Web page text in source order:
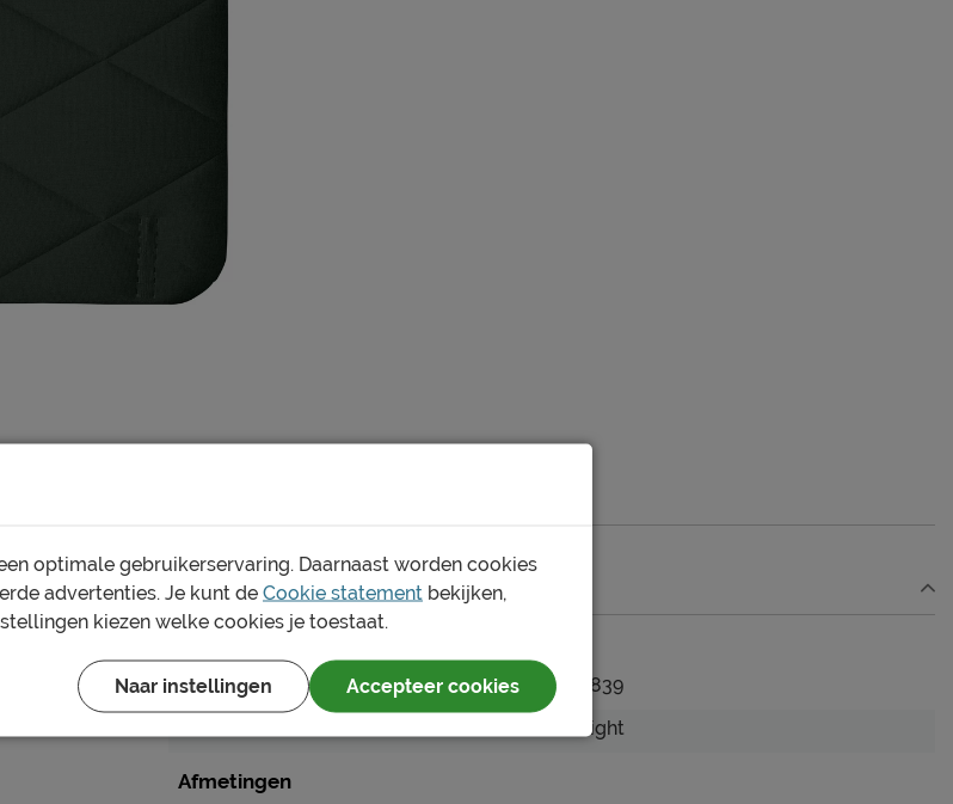
Specificaties
Artikelnummer
1173839
B Bright
Afmetingen
optimale gebruikerservaring. Daarnaast worden cookies
advertenties. Je kunt de Cookie statement bekijken,
kiezen welke cookies je toestaat.
Naar instellingen Accepteer cookies